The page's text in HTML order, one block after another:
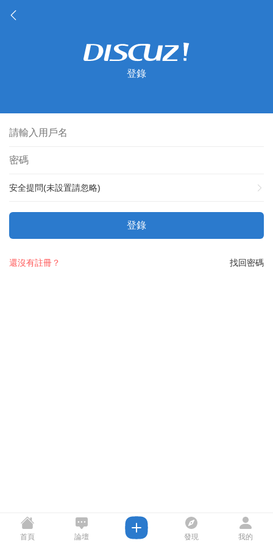
登錄
安全提問(未設置請忽略)
登錄
找回密碼
還沒有註冊？
首頁 論壇 發現 我的